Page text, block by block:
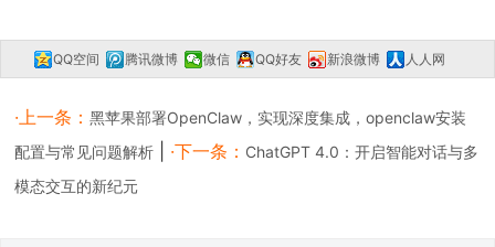
QQ空间 腾讯微博 微信 QQ好友 新浪微博
人人网
·上一条：黑苹果部署OpenClaw，实现深度集成，openclaw安装
配置与常见问题解析
·下一条： ChatGPT 4.0：开启智能对话与多
模态交互的新纪元